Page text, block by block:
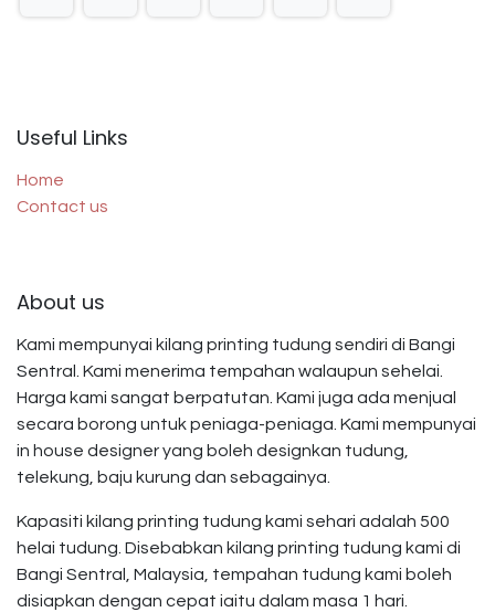
Useful Links
Home
Contact us
About us
Kami mempunyai kilang printing tudung sendiri di Bangi
Sentral. Kami menerima tempahan walaupun sehelai.
Harga kami sangat berpatutan. Kami juga ada menjual
secara borong untuk peniaga-peniaga. Kami mempunyai
in house designer yang boleh designkan tudung,
telekung, baju kurung dan sebagainya.
Kapasiti kilang printing tudung kami sehari adalah 500
helai tudung. Disebabkan kilang printing tudung kami di
Bangi Sentral, Malaysia, tempahan tudung kami boleh
disiapkan dengan cepat iaitu dalam masa 1 hari.